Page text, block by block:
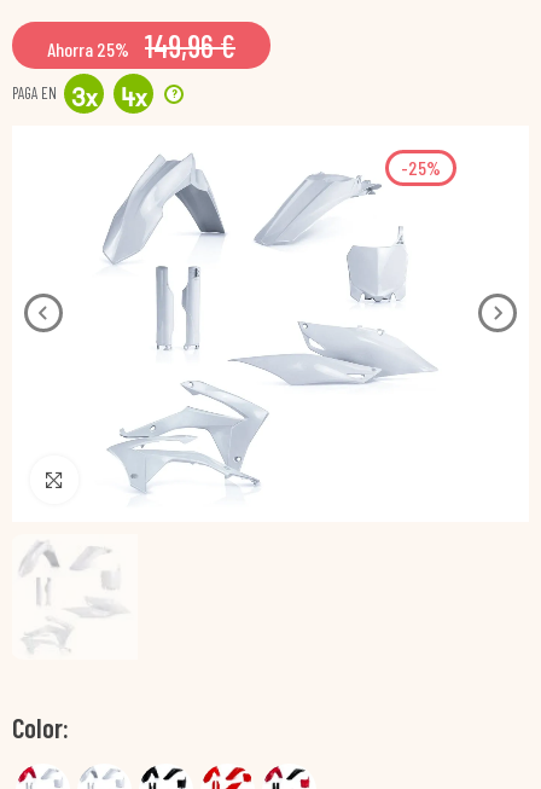
Ahorra 25% 149,96 €
PAGA EN 3x 4x ?
-25%
Pincha para agrandar
Color